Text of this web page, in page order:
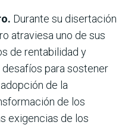
Durante su disertación
atraviesa uno de sus
de rentabilidad y
para sostener
de la
de los
exigencias de los